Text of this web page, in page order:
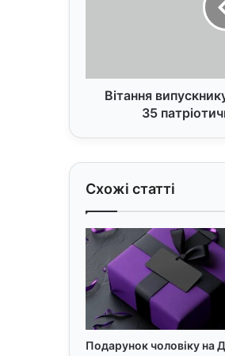
и
н
к
у
в
і
ь
о
в
Вітання
35
Схожі статті
Подарунок чоловіку на